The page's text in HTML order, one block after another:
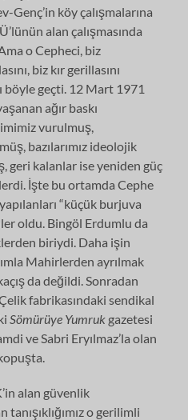
Genç’in köy çalışmalarına
alan çalışmasında
o Cepheci, biz
biz kır gerillasını
böyle geçti. 12 Mart 1971
ağır baskı
vurulmuş,
bazılarımız ideolojik
geri kalanlar ise yeniden güç
İşte bu ortamda Cephe
“küçük burjuva
oldu. Bingöl Erdumlu da
biriydi. Daha işin
Mahirlerden ayrılmak
da değildi. Sonradan
fabrikasındaki sendikal
Sömürüye Yumruk gazetesi
ve Sabri Eryılmaz’la olan
alan güvenlik
o gerilimli